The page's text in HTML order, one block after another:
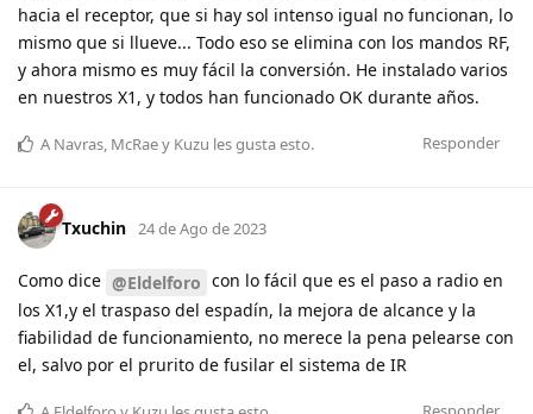
hacia el receptor, que si hay sol intenso igual no funcionan, lo
mismo que si llueve... Todo eso se elimina con los mandos RF,
y ahora mismo es muy fácil la conversión. He instalado varios
en nuestros X1, y todos han funcionado OK durante años.
Responder
A Navras, McRaey Kuzu les gusta esto.
Txuchin 24 de Ago de 2023
Como dice @Eldelforo con lo fácil que es el paso a radio en
los X1,y el traspaso del espadín, la mejora de alcance y la
fiabilidad de funcionamiento, no merece la pena pelearse con
el, salvo por el prurito de fusilar el sistema de IR